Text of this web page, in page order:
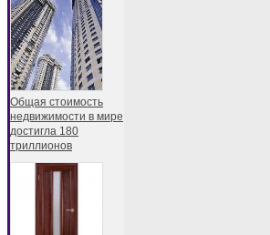
Общая стоимость
недвижимости в мире
достигла 180
триллионов